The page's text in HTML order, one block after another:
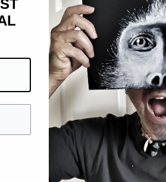
Ritorna
InKiostrazione |